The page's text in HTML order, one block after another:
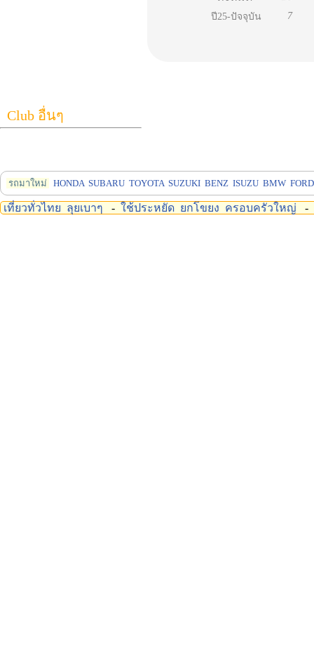
ปี25-ปัจจุบัน 7
Club อื่นๆ
รถมาใหม่ HONDA SUBARU TOYOTA SUZUKI BENZ ISUZU BMW FORD
เที่ยวทั่วไทย ลุยเบาๆ - ใช้ประหยัด ยกโขยง ครอบครัวใหญ่ -